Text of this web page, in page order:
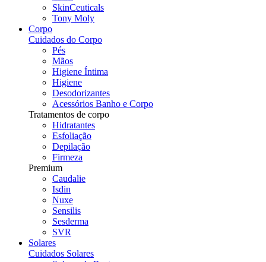
SkinCeuticals
Tony Moly
Corpo
Cuidados do Corpo
Pés
Mãos
Higiene Íntima
Higiene
Desodorizantes
Acessórios Banho e Corpo
Tratamentos de corpo
Hidratantes
Esfoliação
Depilação
Firmeza
Premium
Caudalie
Isdin
Nuxe
Sensilis
Sesderma
SVR
Solares
Cuidados Solares